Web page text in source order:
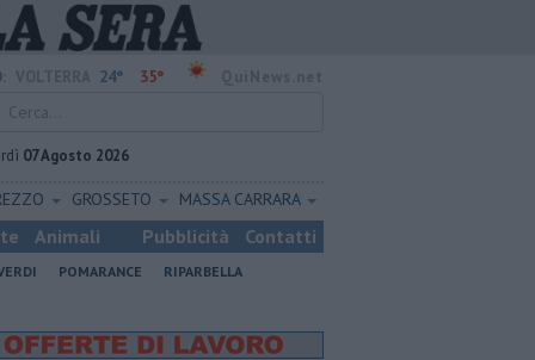
24° 35°
07 Agosto 2026
GROSSETO MASSA CARRARA
Animali Pubblicità Contatti
POMARANCE
RIPARBELLA